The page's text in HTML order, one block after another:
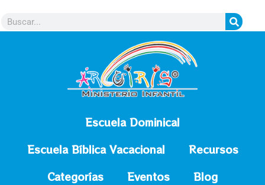
Escuela Dominical
Escuela Bíblica Vacacional
Recursos
Categorías
Eventos Blog